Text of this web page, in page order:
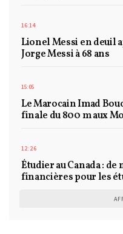
16:14
Lionel Messi en deuil
Jorge Messi à 68 ans
15:05
Le Marocain Imad
finale du 800 m aux
12:26
Étudier au Canada :
financières pour les